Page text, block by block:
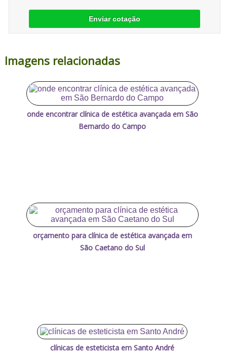
Enviar cotação
Imagens relacionadas
onde encontrar clínica de estética avançada em São
Bernardo do Campo
orçamento para clínica de estética avançada em
São Caetano do Sul
clínicas de esteticista em Santo André